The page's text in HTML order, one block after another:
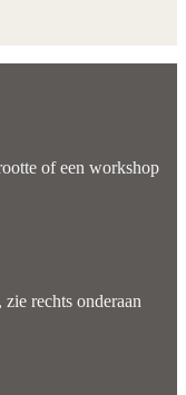
of een workshop
rechts onderaan